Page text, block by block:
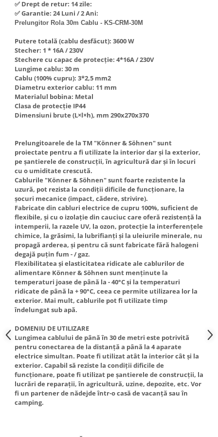
Nivela de masurat
Pistoale de impact electrice si
pneumatice
Pistoale de vopsit
Prelungitoare
Polizoare electrice de banc si
unghiulare
Rindele si freze pentru lemn
Suflante cu aer cald
Scari metalice
Strungurii
Scule cu acumulator
Scule pentru electricieni
Truse de scule
Truse de lipit PPR
Ventuze cu brate pentru transport
Vibratoare beton
Hote Telescopice
Hote Traditionale
Hote Country
Hote Insula
Hote Cupolare
Accesorii, consumabile hote
Masini de tocat carne
Masini de carnati ( CARNATARI )
Masini de spalat vase incorporabile
Masini de spalat vase
independente
Masini de spalat rufe
Masini de spalat rufe frontale
Masini de spalat rufe verticale
Masini de spalat rufe incorporabile
Masini de spalat rufe cu uscator
Uscatoare de rufe
Masini de facut paine
Pachete electrocasnice
incorporabile
Seturi oale
SANDWICH MAKER
Storcatoare de fructe
Televizoare
✅ Drept de retur: 14 zile:
✅ Garantie: 24 Luni / 2 Ani:
Prelungitor Rola 30m Cablu - KS-CRM-30M
Putere totală (cablu desfăcut): 3600 W
Stecher: 1 * 16А / 230V
Stechere cu capac de protecție: 4*16А / 230V
Lungime cablu: 30 m
Cablu (100% cupru): 3*2,5 mm2
Diametru exterior cablu: 11 mm
Materialul bobina: Metal
Clasa de protecție IP44
Dimensiuni brute (L×l×h), mm 290х270х370
Prelungitoarele de la TM "Könner & Söhnen" sunt
proiectate pentru a fi utilizate la interior dar și la exterior,
pe șantierele de construcții, în agricultură dar și în locuri
cu o umiditate crescută.
Cablurile "Könner & Söhnen" sunt foarte rezistente la
uzură, pot rezista la condiții dificile de funcționare, la
șocuri mecanice (impact, cădere, strivire).
Fabricate din cabluri electrice de cupru 100%, suficient de
flexibile, și cu o izolație din cauciuc care oferă rezistență la
intemperii, la razele UV, la ozon, protecție la interferențele
chimice, la grăsimi, la lubrifianți și la uleiurile minerale, nu
propagă arderea, și pentru că sunt fabricate fără halogeni
degajă puțin fum - / gaz.
Flexibilitatea și elasticitatea ridicate ale cablurilor de
alimentare Könner & Söhnen sunt menținute la
temperaturi joase de până la - 40°C și la temperaturi
ridicate de până la + 90°C, ceea ce permite utilizarea lor la
exterior. Mai mult, cablurile pot fi utilizate timp
îndelungat sub apă.
DOMENIU DE UTILIZARE
Lungimea cablului de până în 30 de metri este potrivită
pentru conectarea de la distanță a până la 4 aparate
electrice simultan. Poate fi utilizat atât la interior cât și la
exterior. Capabil să reziste la condiții dificile de
funcționare, poate fi utilizat pe șantierele de construcții, la
lucrări de reparații, în agricultură, uzine, depozite, etc. Vor
fi un partener de nădejde într-o casă de vacanță sau în
camping.